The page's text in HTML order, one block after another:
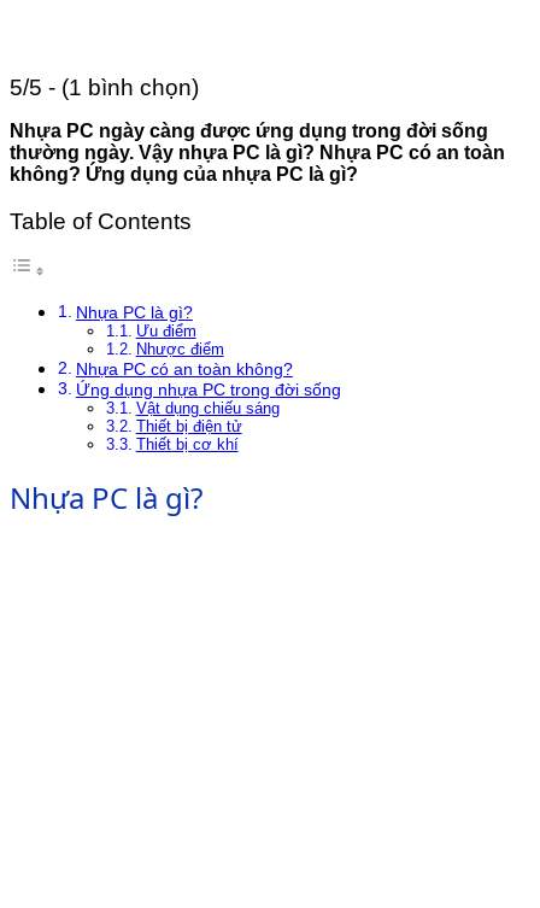
5/5 - (1 bình chọn)
Nhựa PC ngày càng được ứng dụng trong đời sống
thường ngày. Vậy nhựa PC là gì? Nhựa PC có an toàn
không? Ứng dụng của nhựa PC là gì?
Table of Contents
Nhựa PC là gì?
Ưu điểm
Nhược điểm
Nhựa PC có an toàn không?
Ứng dụng nhựa PC trong đời sống
Vật dụng chiếu sáng
Thiết bị điện tử
Thiết bị cơ khí
Nhựa PC là gì?